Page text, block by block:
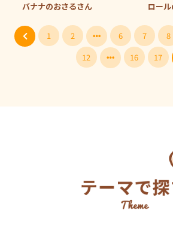
バナナのおさるさん ロー
1 2 6 7 8
12
16 17